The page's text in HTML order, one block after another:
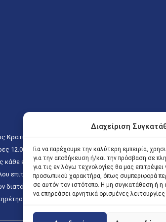
Διαχείριση
Για να παρέχουμε την καλύτερη εμπειρία,
για την αποθήκευση ή/και την πρόσβαση σε
για τις εν λόγω τεχνολογίες θα μας
προσωπικού χαρακτήρα, όπως συμπεριφορά
σε αυτόν τον ιστότοπο. Η μη συγκατάθεση ή
να επηρεάσει αρνητικά ορισμένες
Κρατικών Υποτροφιών (Λ. Εθνικής Αντιστάσεως 41
12.00 – 15.00. Η είσοδος των Δικηγόρων στο
κάθε εργάσιμη ημέρα και ώρα χωρίς κανέναν
επιτρέπεται καθημερινά κατά τις ώρες 9.00 –
διατάξεων. Για την αποφυγή συνωστισμού εντός
του δύναται να πραγματοποιείται κατόπιν